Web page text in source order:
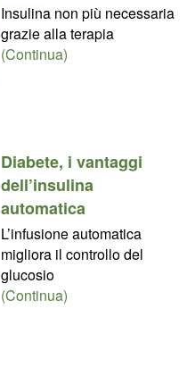
Insulina non più necessaria
grazie alla terapia
(Continua)
Diabete, i vantaggi
dell’insulina
automatica
L’infusione automatica
migliora il controllo del
glucosio
(Continua)